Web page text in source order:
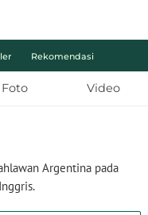
Rekomendasi
Foto Video
Argentina pada